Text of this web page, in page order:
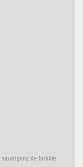
siparişiniz ile birlikte